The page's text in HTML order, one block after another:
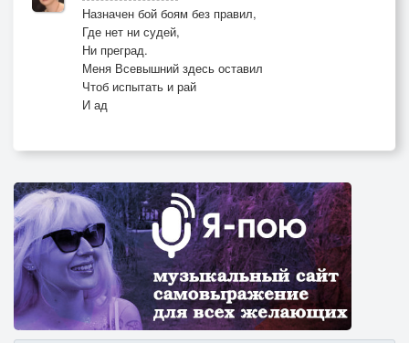
Назначен бой боям без правил,
Где нет ни судей,
Ни преград.
Меня Всевышний здесь оставил
Чтоб испытать и рай
И ад